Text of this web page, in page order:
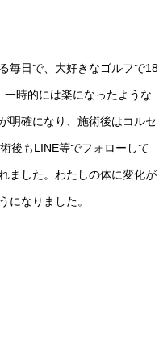
毎日で、大好きなゴルフで18
時的には楽になったような
明確になり、施術後はコルセ
後もLINE等でフォローして
ました。 わたしの体に変化が
になりました。